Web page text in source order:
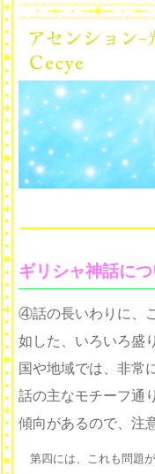
ギリシャ神話に
④話の長いわりに、
如した、いろいろ盛
国や地域では、非常
話の主なモチーフ通
傾向があるので、注
第四には、これも問題